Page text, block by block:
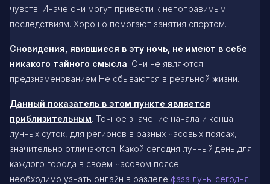
чувств. Иначе они могут привести к непоправимым
последствиям. Хорошо помогают занятия спортом.
Сновидения, явившиеся в эту ночь, не имеют в себе
никакого тайного смысла. Они не являются
предзнаменованием Не сбываются в реальной жизни.
Данный показатель в этом пункте является
приблизительным. Точное значение начала и конца
лунных суток, для регионов в разных часовых поясах,
значительно отличаются. Какой сегодня лунный день для
каждого города в своем часовом поясе
необходимо узнать онлайн в разделе фаза луны сегодня.